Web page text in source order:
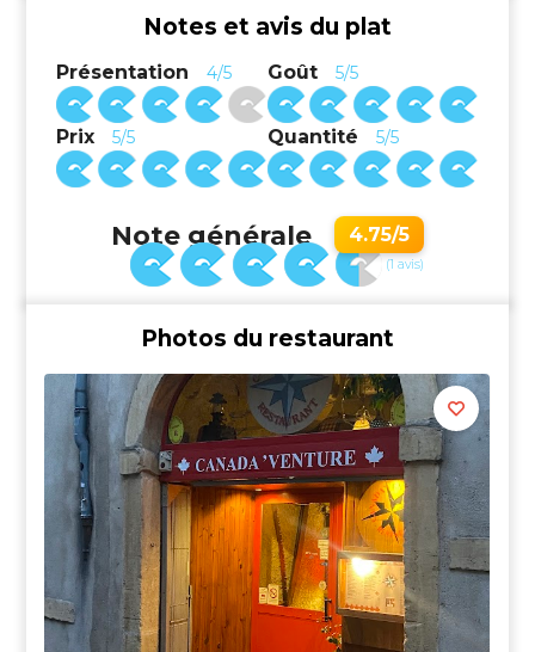
Notes et avis du plat
Présentation 4/5 Goût 5/5
Prix 5/5 Quantité 5/5
Note générale 4.75/5
(1 avis)
Photos du restaurant